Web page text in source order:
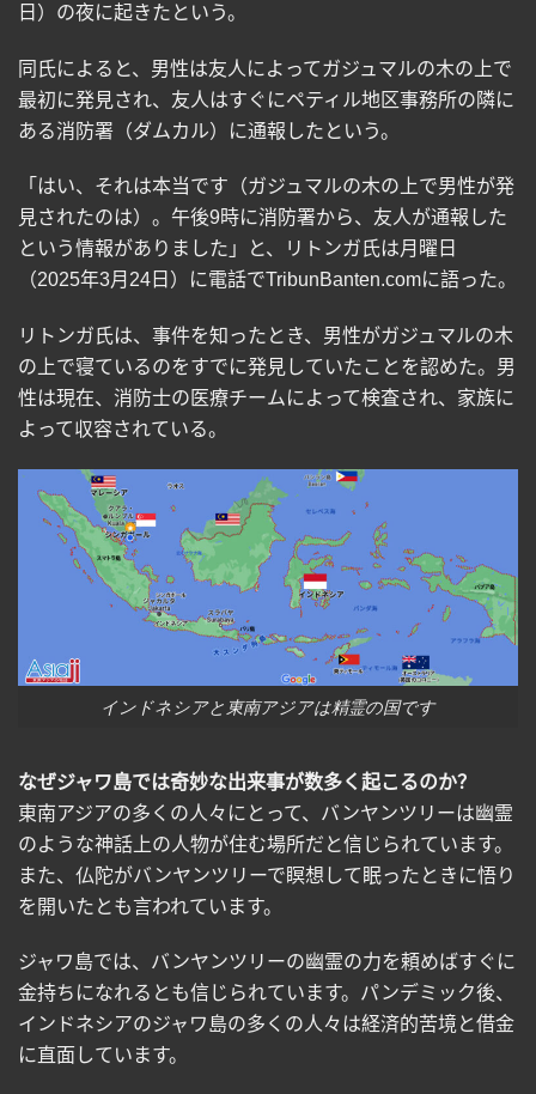
日）の夜に起きたという。
同氏によると、男性は友人によってガジュマルの木の上で
最初に発見され、友人はすぐにペティル地区事務所の隣に
ある消防署（ダムカル）に通報したという。
「はい、それは本当です（ガジュマルの木の上で男性が発
見されたのは）。午後9時に消防署から、友人が通報した
という情報がありました」と、リトンガ氏は月曜日
（2025年3月 24 日）に電話でTribunBanten.comに語った。
リトンガ氏は、事件を知ったとき、男性がガジュマルの木
の上で寝ているのをすでに発見していたことを認めた。男
性は現在、消防士の医療チームによって検査され、家族に
よって収容されている。
インドネシアと東南アジアは精霊の国です
なぜジャワ島では奇妙な出来事が数多く起こるのか？
東南アジアの多くの人々にとって、バンヤンツリーは幽霊
のような神話上の人物が住む場所だと信じられています。
また、仏陀がバンヤンツリーで瞑想して眠ったときに悟り
を開いたとも言われています。
ジャワ島では、バンヤンツリーの幽霊の力を頼めばすぐに
金持ちになれるとも信じられています。パンデミック後、
インドネシアのジャワ島の多くの人々は経済的苦境と借金
に直面しています。